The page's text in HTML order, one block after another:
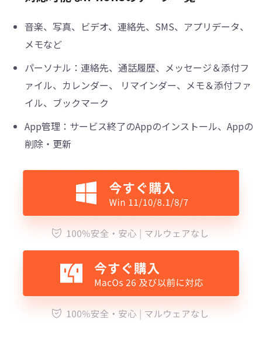
音楽、写真、ビデオ、連絡先、SMS、アプリデータ、
メモなど
パーソナル：連絡先、通話履歴、メッセージ＆添付フ
ァイル、カレンダー、 リマインダー、メモ＆添付ファ
イル、ブックマーク
App管理：サービス終了のAppのインストール、Appの
削除・更新